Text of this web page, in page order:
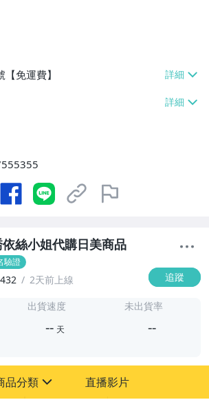
免運費】
絲小姐代購日美商品
驗證
432 2天前上線 追蹤
出貨速度
-- 天
未出貨率
--
品分類 直播影片